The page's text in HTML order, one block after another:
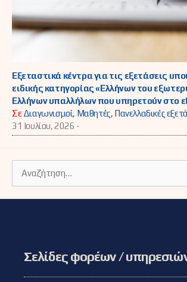
Εξεταστικά κέντρα για τις εξετάσεις
ειδικής κατηγορίας «Ελλήνων του
Ελλήνων υπαλλήλων που υπηρετούν στο
ΣεΔιαγωνισμοί, Μαθητές, Πανελλαδικές
31 Ιουλίου, 2026 -
για:
Σελίδες φορέων /